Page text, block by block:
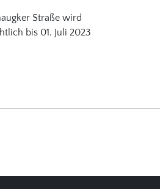
Straße wird
bis 01. Juli 2023